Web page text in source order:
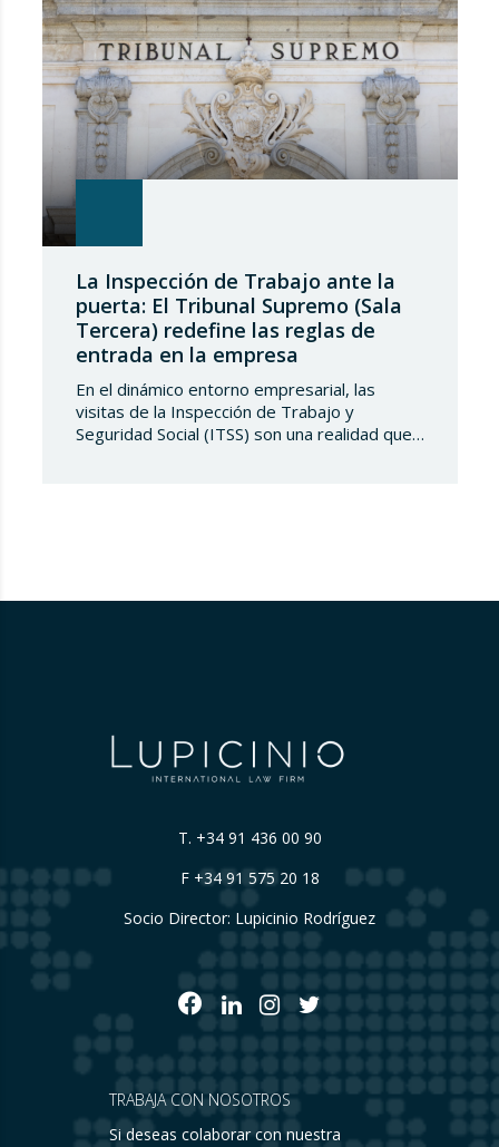
La Inspección de Trabajo ante la
puerta: El Tribunal Supremo (Sala
Tercera) redefine las reglas de
entrada en la empresa
En el dinámico entorno empresarial, las
visitas de la Inspección de Trabajo y
Seguridad Social (ITSS) son una realidad que
T. +34 91 436 00 90
F +34 91 575 20 18
Socio Director: Lupicinio Rodríguez
TRABAJA CON NOSOTROS
Si deseas colaborar con nuestra